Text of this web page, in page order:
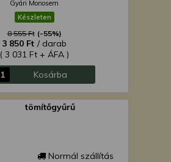
Gyári Monosem
Készleten
8 555 Ft (-55%)
3 850 Ft / darab
( 3 031 Ft + ÁFA )
Kosárba
tömítőgyűrű
Normál szállítás